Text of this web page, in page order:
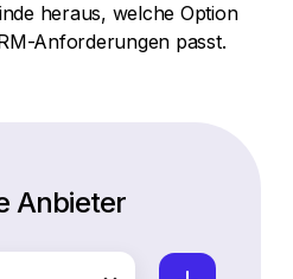
heraus, welche Option
Anforderungen passt.
Anbieter